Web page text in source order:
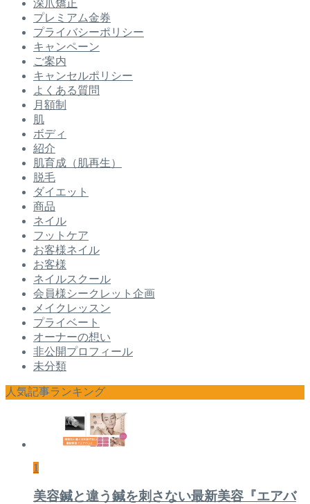
深爪矯正
プレミアム金券
プライバシーポリシー
キャンペーン
ご案内
キャンセルポリシー
よくある質問
月額制
肌
ボディ
紹介
肌育成（肌再生）
脱毛
ダイエット
商品
ネイル
フットケア
お客様ネイル
お客様
ネイルスクール
会員様シークレット企画
メイクレッスン
プライベート
オーナーの想い
非公開プロフィール
未分類
人気記事ランキング
1
美容鍼と違う鍼を刺さない最新美容『エアバ